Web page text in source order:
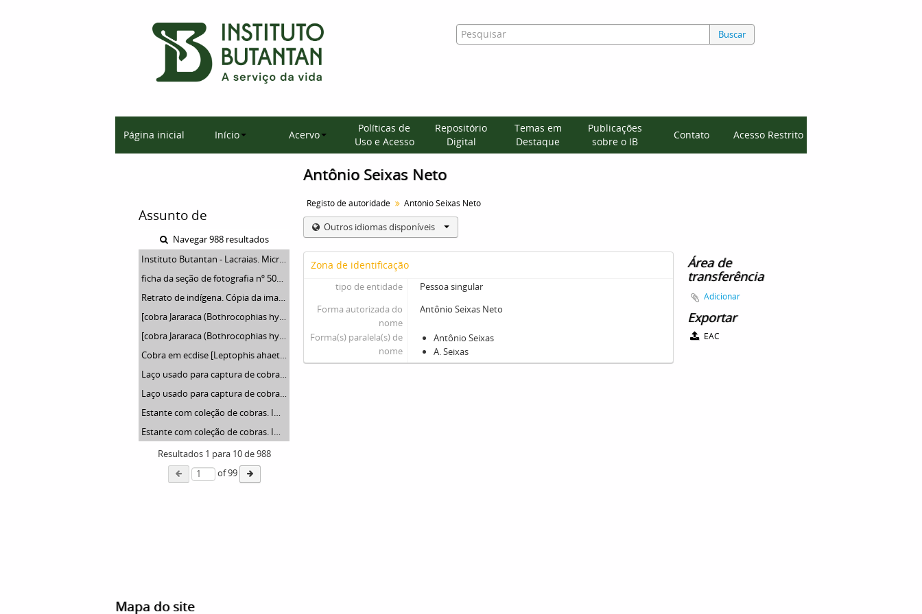
Buscar
Página inicial Início Acervo
Políticas de
Uso e Acesso
Repositório
Digital
Temas em
Destaque
Publicações
sobre o IB
Contato Acesso Restrito
Assunto de
Navegar 988 resultados
Instituto Butantan - Lacraias. Microfotografias e fotografias de lacraias
ficha da seção de fotografia nº 509, solicitação do departamento de propaganda (Dr. Renato). Verso
Retrato de indígena. Cópia da imagem colada na ficha da seção de fotografia nº 511, solicitação do departamento de propaganda (Dr. Renato).
[cobra Jararaca (Bothrocophias hyoprora)]. Imagem colada na ficha da Seção de fotografia nº 816, solicitação da Seção de Zoologia médica (Dr. Alcides Prado). Frente
[cobra Jararaca (Bothrocophias hyoprora)]. Imagem colada na ficha da Seção de fotografia nº 816, solicitação da Seção de Zoologia médica (Dr. Alcides Prado). Verso
Cobra em ecdise [Leptophis ahaetulla/Chironius bicarinatus] "Cobra mudando a pele, não venenosa". Imagem colada na ficha da Seção de fotografia nº1233, solicitação da Seção de zoologia médica (Dr. Alcides Prado). Frente
Laço usado para captura de cobras. Imagem colada na ficha da seção de fotografia nº 967, solicitação da diretoria (Dr. Renato Fonseca). Frente
Laço usado para captura de cobras. Imagem colada na ficha da seção de fotografia nº 967, solicitação da diretoria (Dr. Renato Fonseca). Verso
Estante com coleção de cobras. Imagem colada na ficha da seção de fotografia nº 671, solicitação da diretoria (Dr. Renato Fonseca). Verso
Estante com coleção de cobras. Imagem colada na ficha da seção de fotografia, nº 674, solicitação da diretoria (Dr. Renato Fonseca). Verso
Resultados 1 para 10de 988
of 99
Antônio Seixas Neto
Registo de autoridade Antônio Seixas Neto
Outros idiomas disponíveis
Zona de identificação
tipo de entidade
Pessoa singular
Forma autorizada do
nome
Antônio Seixas Neto
Forma(s) paralela(s) de
nome
Antônio Seixas
A. Seixas
Área de
transferência
Adicionar
Exportar
EAC
Mapa do site